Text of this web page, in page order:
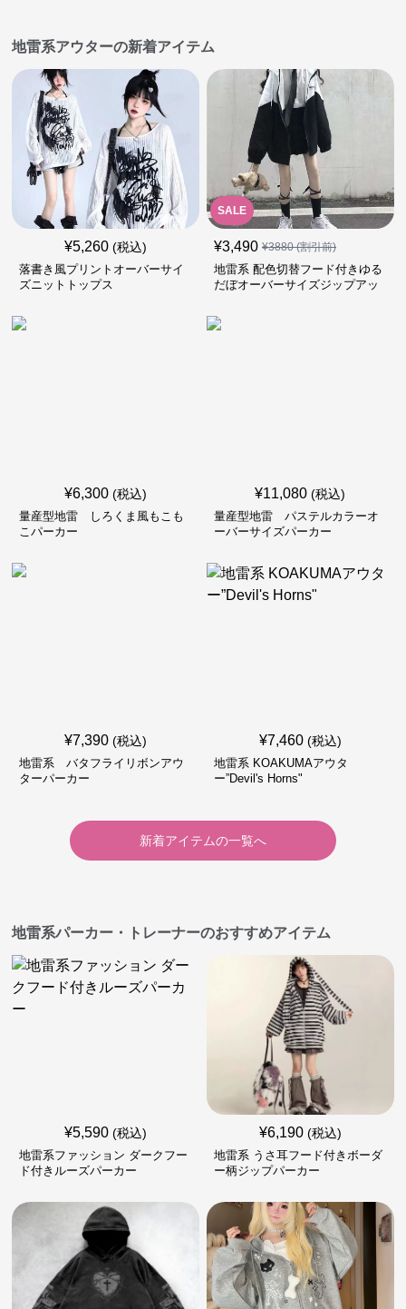
地雷系アウターの新着アイテム
¥5,260 (税込)
落書き風プリントオーバーサイ
ズニットトップス
SALE
¥3,490 ¥3880(割引前)
地雷系 配色切替フード付きゆる
だぼオーバーサイズジップアッ
¥6,300 (税込)
量産型地雷 しろくま風もこも
こパーカー
¥11,080 (税込)
量産型地雷 パステルカラーオ
ーバーサイズパーカー
¥7,390 (税込)
地雷系 バタフライリボンアウ
ターパーカー
¥7,460 (税込)
地雷系 KOAKUMAアウタ
ー”Devil's Horns"
新着アイテムの一覧へ
地雷系パーカー・トレーナーのおすすめアイテム
¥5,590 (税込)
地雷系ファッション ダークフー
ド付きルーズパーカー
¥6,190 (税込)
地雷系 うさ耳フード付きボーダ
ー柄ジップパーカー